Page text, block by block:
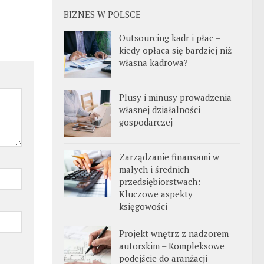
BIZNES W POLSCE
Outsourcing kadr i płac –
kiedy opłaca się bardziej niż
własna kadrowa?
Plusy i minusy prowadzenia
własnej działalności
gospodarczej
Zarządzanie finansami w
małych i średnich
przedsiębiorstwach:
Kluczowe aspekty
księgowości
Projekt wnętrz z nadzorem
autorskim – Kompleksowe
podejście do aranżacji